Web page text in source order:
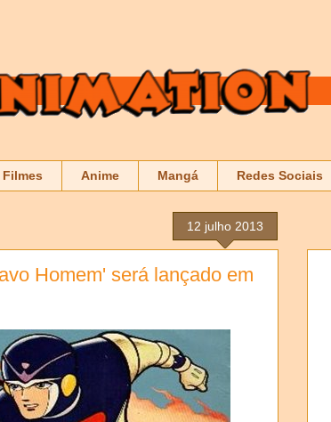
Filmes Anime Mangá Redes Sociais
12 julho 2013
Homem' será lançado em